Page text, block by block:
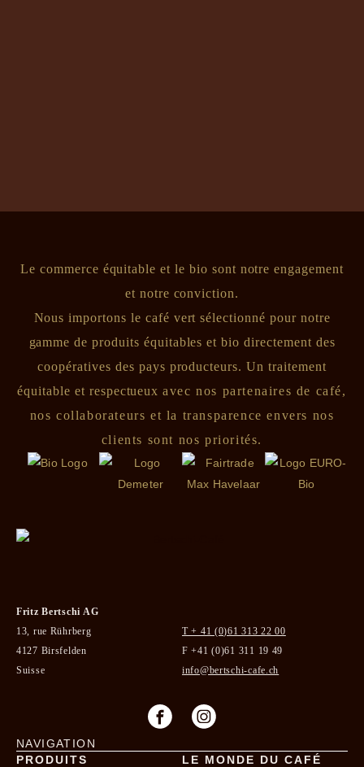
Le commerce équitable et le bio sont notre engagement
et notre conviction.
Nous importons le café vert sélectionné pour notre
gamme de produits équitables et bio directement des
coopératives des pays producteurs. Un traitement
équitable et respectueuxavec nos partenaires de café,
nos collaborateurs et la transparence envers nos
clients sont nos priorités.
Fritz Bertschi AG
13, rue Rührberg
4127 Birsfelden
Suisse
T + 41 (0)61 313 22 00
F +41 (0)61 311 19 49
info@bertschi-cafe.ch
NAVIGATION
PRODUITS
LE MONDE DU CAFÉ